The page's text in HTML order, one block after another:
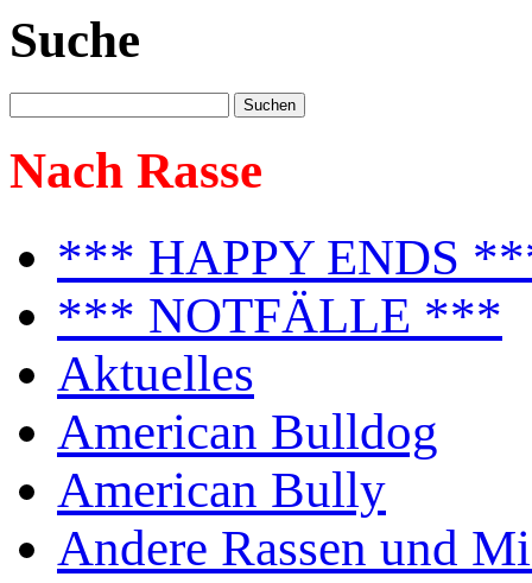
Suche
Nach Rasse
*** HAPPY ENDS
*** NOTFÄLLE ***
Aktuelles
American Bulldog
American Bully
Andere Rassen und